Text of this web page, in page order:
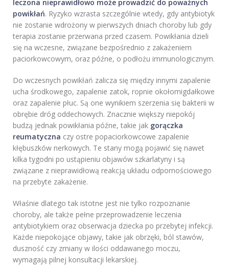
leczona nieprawidłowo może prowadzić do poważnych
powikłań. Ryzyko wzrasta szczególnie wtedy, gdy antybiotyk
nie zostanie wdrożony w pierwszych dniach choroby lub gdy
terapia zostanie przerwana przed czasem. Powikłania dzieli
się na wczesne, związane bezpośrednio z zakażeniem
paciorkowcowym, oraz późne, o podłożu immunologicznym.
Do wczesnych powikłań zalicza się między innymi zapalenie
ucha środkowego, zapalenie zatok, ropnie okołomigdałkowe
oraz zapalenie płuc. Są one wynikiem szerzenia się bakterii w
obrębie dróg oddechowych. Znacznie większy niepokój
budzą jednak powikłania późne, takie jak gorączka
reumatyczna czy ostre popaciorkowcowe zapalenie
kłębuszków nerkowych. Te stany mogą pojawić się nawet
kilka tygodni po ustąpieniu objawów szkarlatyny i są
związane z nieprawidłową reakcją układu odpornościowego
na przebyte zakażenie.
Właśnie dlatego tak istotne jest nie tylko rozpoznanie
choroby, ale także pełne przeprowadzenie leczenia
antybiotykiem oraz obserwacja dziecka po przebytej infekcji.
Każde niepokojące objawy, takie jak obrzęki, ból stawów,
duszność czy zmiany w ilości oddawanego moczu,
wymagają pilnej konsultacji lekarskiej.